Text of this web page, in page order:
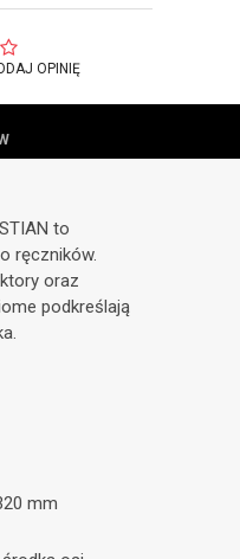
OPINIĘ
to
ręczników.
oraz
podkreślają
mm